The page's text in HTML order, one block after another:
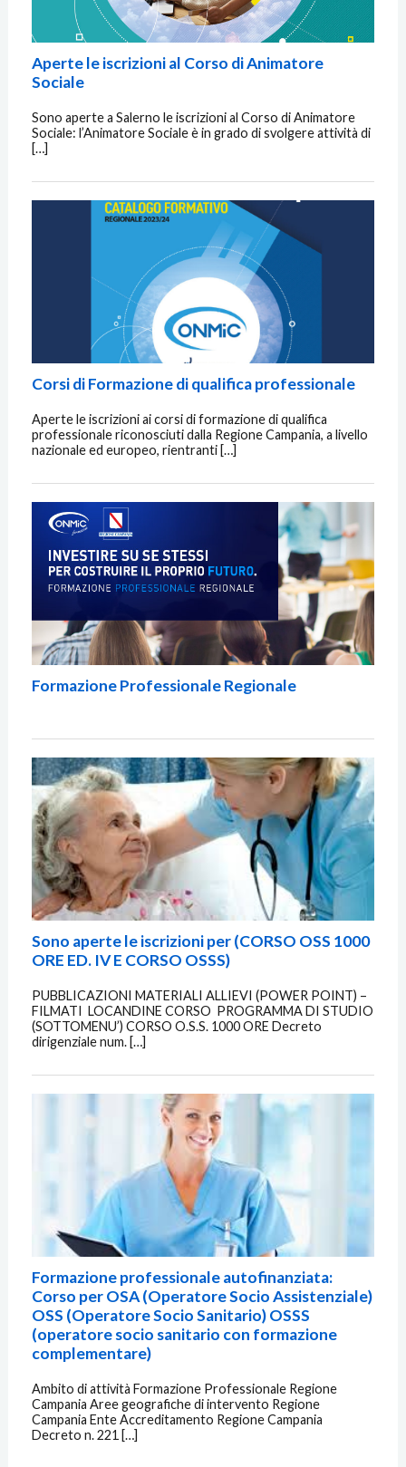
Aperte le iscrizioni al Corso di Animatore
Sociale
Sono aperte a Salerno le iscrizioni al Corso di Animatore
Sociale: l’Animatore Sociale è in grado di svolgere attività di
[…]
Corsi di Formazione di qualifica professionale
Aperte le iscrizioni ai corsi di formazione di qualifica
professionale riconosciuti dalla Regione Campania, a livello
nazionale ed europeo, rientranti […]
Formazione Professionale Regionale
Sono aperte le iscrizioni per (CORSO OSS 1000
ORE ED. IV E CORSO OSSS)
PUBBLICAZIONI MATERIALI ALLIEVI (POWER POINT) –
FILMATI LOCANDINE CORSO PROGRAMMA DI STUDIO
(SOTTOMENU’) CORSO O.S.S. 1000 ORE Decreto
dirigenziale num. […]
Formazione professionale autofinanziata:
Corso per OSA (Operatore Socio Assistenziale)
OSS (Operatore Socio Sanitario) OSSS
(operatore socio sanitario con formazione
complementare)
Ambito di attività Formazione Professionale Regione
Campania Aree geografiche di intervento Regione
Campania Ente Accreditamento Regione Campania
Decreto n. 221 […]